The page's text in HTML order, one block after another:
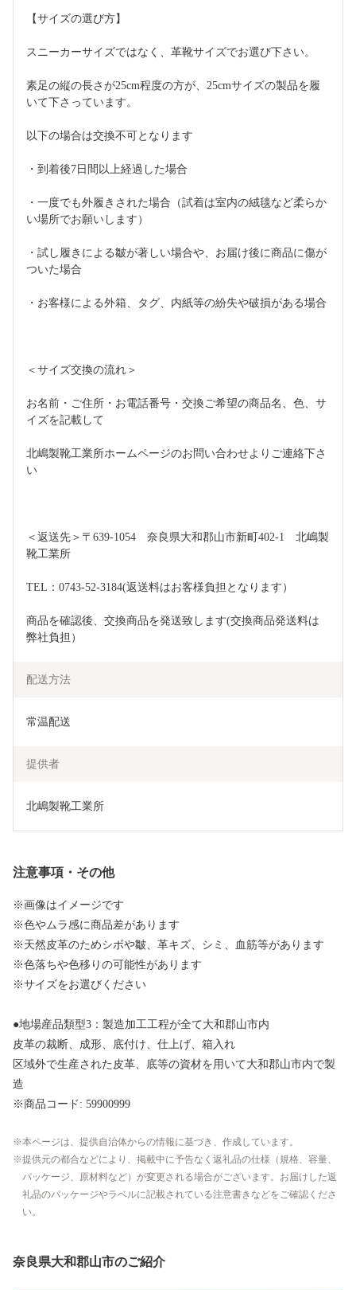
【サイズの選び方】
スニーカーサイズではなく、革靴サイズでお選び下さい。
素足の縦の長さが25cm程度の方が、25cmサイズの製品を履
いて下さっています。
以下の場合は交換不可となります
・到着後7日間以上経過した場合
・一度でも外履きされた場合（試着は室内の絨毯など柔らか
い場所でお願いします）
・試し履きによる皺が著しい場合や、お届け後に商品に傷が
ついた場合
・お客様による外箱、タグ、内紙等の紛失や破損がある場合
＜サイズ交換の流れ＞
お名前・ご住所・お電話番号・交換ご希望の商品名、色、サ
イズを記載して
北嶋製靴工業所ホームページのお問い合わせよりご連絡下さ
い
＜返送先＞〒639-1054　奈良県大和郡山市新町402-1　北嶋製
靴工業所
TEL：0743-52-3184(返送料はお客様負担となります）
商品を確認後、交換商品を発送致します(交換商品発送料は
弊社負担）
配送方法
常温配送
提供者
北嶋製靴工業所
注意事項・その他
※画像はイメージです
※色やムラ感に商品差があります
※天然皮革のためシボや皺、革キズ、シミ、血筋等があります
※色落ちや色移りの可能性があります
※サイズをお選びください
●地場産品類型3：製造加工工程が全て大和郡山市内
皮革の裁断、成形、底付け、仕上げ、箱入れ
区域外で生産された皮革、底等の資材を用いて大和郡山市内で製
造
※商品コード: 59900999
本ページは、提供自治体からの情報に基づき、作成しています。
提供元の都合などにより、掲載中に予告なく返礼品の仕様（規格、容量、
パッケージ、原材料など）が変更される場合がございます。お届けした返
礼品のパッケージやラベルに記載されている注意書きなどをご確認くださ
い。
奈良県大和郡山市のご紹介